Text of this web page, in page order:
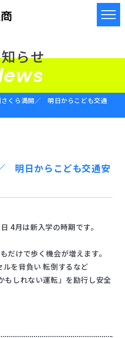
メニ
お知らせ
さくら満開／ 明日からこども交通
明日からこども交通安
4月は新入学の時期です。
だけで歩く機会が増えます。
を背負い 転倒するなど
もしれない運転」を励行し安全